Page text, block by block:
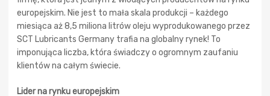
europejskim. Nie jest to mała skala produkcji – każdego
miesiąca aż 8,5 miliona litrów oleju wyprodukowanego przez
SCT Lubricants Germany trafia na globalny rynek! To
imponująca liczba, która świadczy o ogromnym zaufaniu
klientów na całym świecie.
Lider na rynku europejskim